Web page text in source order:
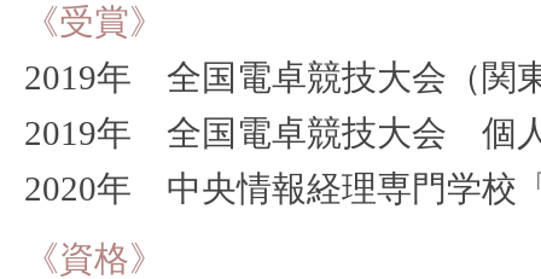
《受賞》
2019年 全国電卓競技大会（関
2019年 全国電卓競技大会 個
2020年 中央情報経理専門学校
《資格》